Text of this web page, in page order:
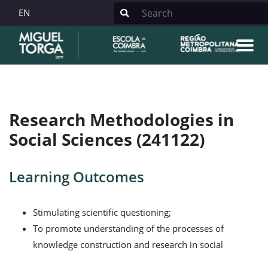
EN
Research Methodologies in
Social Sciences (241122)
Learning Outcomes
Stimulating scientific questioning;
To promote understanding of the processes of
knowledge construction and research in social